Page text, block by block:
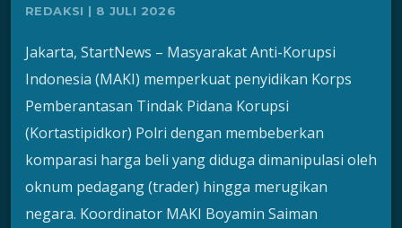
REDAKSI | 8 JULI 2026
Jakarta, StartNews – Masyarakat Anti-Korupsi
Indonesia (MAKI) memperkuat penyidikan Korps
Pemberantasan Tindak Pidana Korupsi
(Kortastipidkor) Polri dengan membeberkan
komparasi harga beli yang diduga dimanipulasi oleh
oknum pedagang (trader) hingga merugikan
negara. Koordinator MAKI Boyamin Saiman